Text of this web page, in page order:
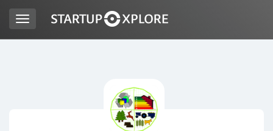
Toggle
navigation